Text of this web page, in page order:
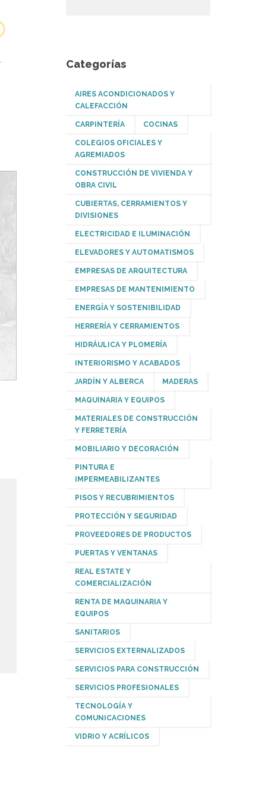
Categorías
AIRES ACONDICIONADOS Y
CALEFACCIÓN
CARPINTERÍA COCINAS
COLEGIOS OFICIALES Y
AGREMIADOS
CONSTRUCCIÓN DE VIVIENDA Y
OBRA CIVIL
CUBIERTAS, CERRAMIENTOS Y
DIVISIONES
ELECTRICIDAD E ILUMINACIÓN
ELEVADORES Y AUTOMATISMOS
EMPRESAS DE ARQUITECTURA
EMPRESAS DE MANTENIMIENTO
ENERGÍA Y SOSTENIBILIDAD
HERRERÍA Y CERRAMIENTOS
HIDRÁULICA Y PLOMERÍA
INTERIORISMO Y ACABADOS
JARDÍN Y ALBERCA MADERAS
MAQUINARIA Y EQUIPOS
MATERIALES DE CONSTRUCCIÓN
Y FERRETERÍA
MOBILIARIO Y DECORACIÓN
PINTURA E
IMPERMEABILIZANTES
PISOS Y RECUBRIMIENTOS
PROTECCIÓN Y SEGURIDAD
PROVEEDORES DE PRODUCTOS
PUERTAS Y VENTANAS
REAL ESTATE Y
COMERCIALIZACIÓN
RENTA DE MAQUINARIA Y
EQUIPOS
SANITARIOS
SERVICIOS EXTERNALIZADOS
SERVICIOS PARA CONSTRUCCIÓN
SERVICIOS PROFESIONALES
TECNOLOGÍA Y
COMUNICACIONES
VIDRIO Y ACRÍLICOS